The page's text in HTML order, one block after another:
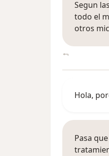
Segun
todo el
otros
Hola,
Pasa